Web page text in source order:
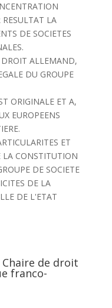
LA
DE SOCIETES
ALLEMAND,
DU GROUPE
ORIGINALE ET A,
EUROPEENS
ET
LA CONSTITUTION
DE SOCIETE
DE LA
DE L'ETAT
de droit
franco-